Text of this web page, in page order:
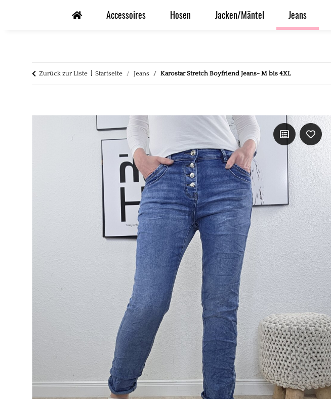
Accessoires Hosen Jacken/Mäntel Jeans
Zurück zur Liste Startseite Jeans Karostar Stretch Boyfriend Jeans- M bis 4XL